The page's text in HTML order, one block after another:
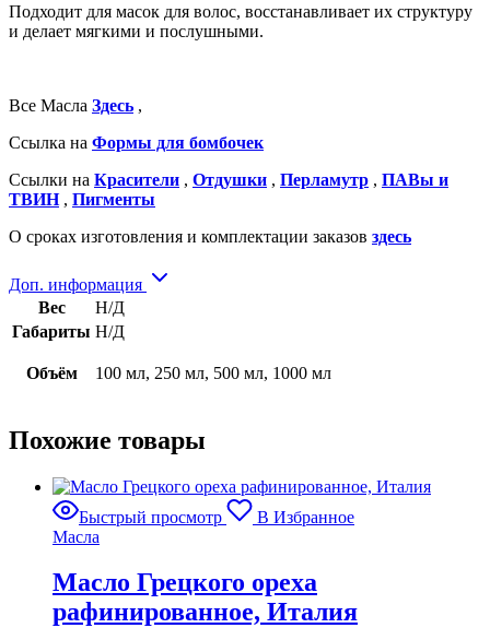
Подходит для масок для волос, восстанавливает их структуру
и делает мягкими и послушными.
Все Масла Здесь ,
Ссылка на Формы для бомбочек
Ссылки на Красители , Отдушки , Перламутр , ПАВы и
ТВИН, Пигменты
О сроках изготовления и комплектации заказов здесь
Доп. информация
Вес
Н/Д
Габариты Н/Д
Объём 100 мл, 250 мл, 500 мл, 1000 мл
Похожие товары
Быстрый просмотр
В Избранное
Масла
Масло Грецкого ореха
рафинированное, Италия